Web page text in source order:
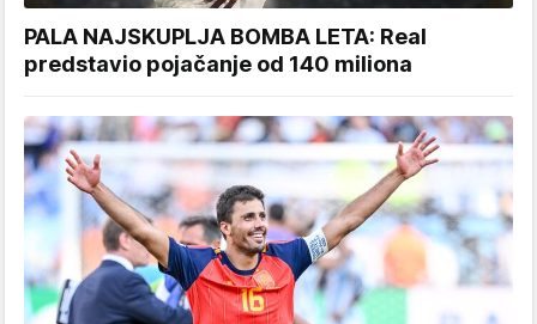
PALA NAJSKUPLJA BOMBA LETA: Real
predstavio pojačanje od 140 miliona